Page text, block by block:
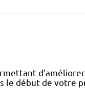
début de votre